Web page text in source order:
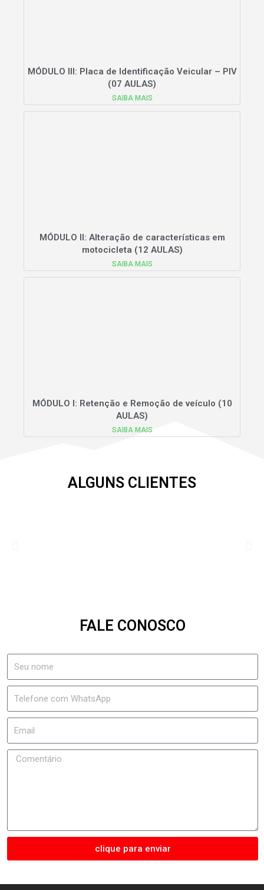
MÓDULO III: Placa de Identificação Veicular – PIV
(07 AULAS)
SAIBA MAIS
MÓDULO II: Alteração de características em
motocicleta (12 AULAS)
SAIBA MAIS
MÓDULO I: Retenção e Remoção de veículo (10
AULAS)
SAIBA MAIS
ALGUNS CLIENTES
FALE CONOSCO
clique para enviar